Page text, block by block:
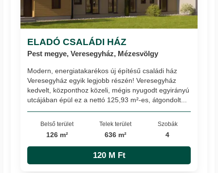
ELADÓ CSALÁDI HÁZ
Pest megye, Veresegyház, Mézesvölgy
Modern, energiatakarékos új építésű családi ház
Veresegyház egyik legjobb részén! Veresegyház
kedvelt, központhoz közeli, mégis nyugodt egyirányú
utcájában épül ez a nettó 125,93 m²-es, átgondolt...
Belső terület
126 m²
Telek terület
636 m²
Szobák
4
120 M Ft